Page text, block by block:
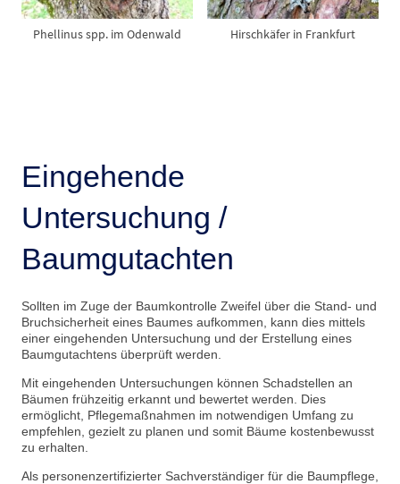
Phellinus spp. im Odenwald Hirschkäfer in Frankfurt
Eingehende
Untersuchung /
Baumgutachten
Sollten im Zuge der Baumkontrolle Zweifel über die Stand- und
Bruchsicherheit eines Baumes aufkommen, kann dies mittels
einer eingehenden Untersuchung und der Erstellung eines
Baumgutachtens überprüft werden.
Mit eingehenden Untersuchungen können Schadstellen an
Bäumen frühzeitig erkannt und bewertet werden. Dies
ermöglicht, Pflegemaßnahmen im notwendigen Umfang zu
empfehlen, gezielt zu planen und somit Bäume kostenbewusst
zu erhalten.
Als personenzertifizierter Sachverständiger für die Baumpflege,